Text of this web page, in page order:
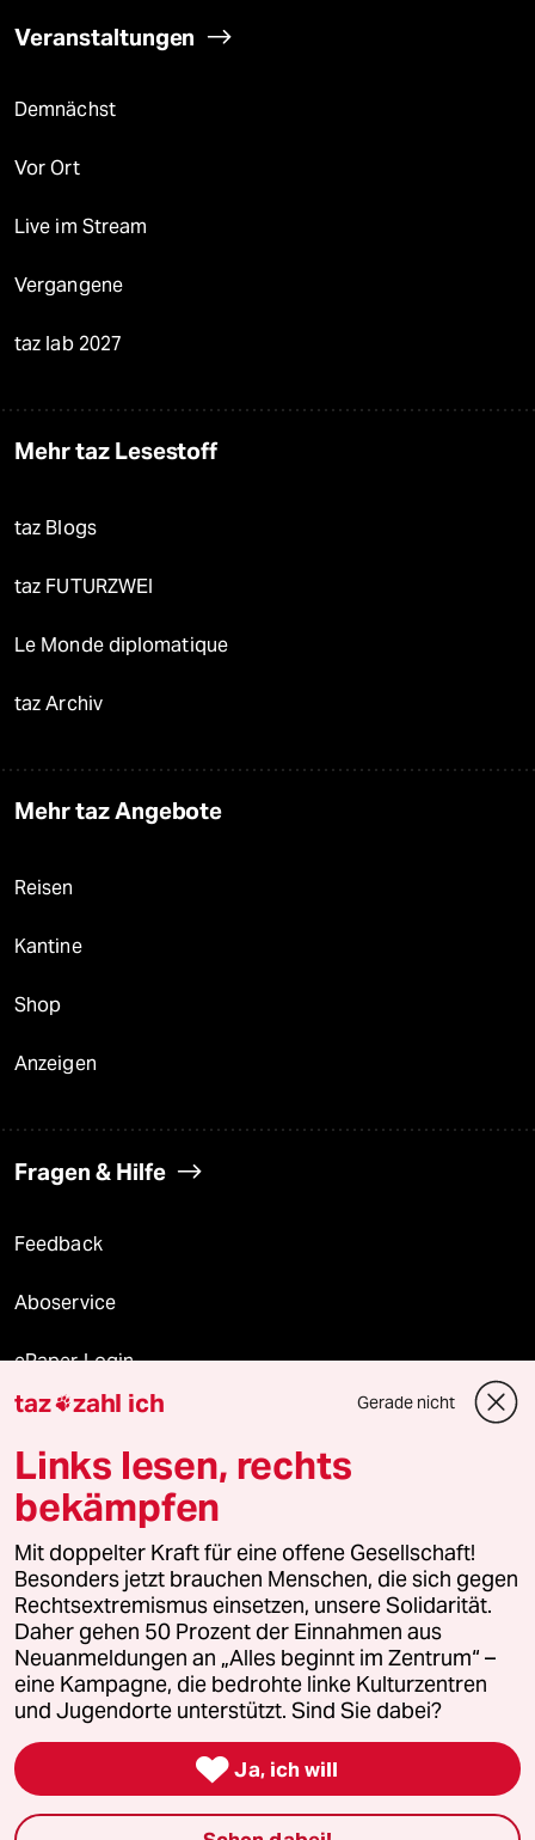
Veranstaltungen
Demnächst
Vor Ort
Live im Stream
Vergangene
taz lab 2027
Mehr taz Lesestoff
taz Blogs
taz FUTURZWEI
Le Monde diplomatique
taz Archiv
Mehr taz Angebote
Reisen
Kantine
Shop
Anzeigen
Fragen & Hilfe
Feedback
Aboservice
ePaper Login
Downloads für Abonnierende
© 2026 taz Verlags und Vertriebs GmbH
Alle Rechte vorbehalten. Bei rechtlichen Fragen oder für Genehmigungen
wenden Sie sich bitte an
lizenzen@taz.de
Feedback Redaktionsstatut Kommune-Richtlinien
Leitlinie Informant Datenschutz Impressum AGB
Seitenwende Einwilligungen widerrufen (Ads)
taz zahl ich Gerade nicht
Links lesen, rechts
bekämpfen
Mit doppelter Kraft für eine offene Gesellschaft!
Besonders jetzt brauchen Menschen, die sich gegen
Rechtsextremismus einsetzen, unsere Solidarität.
Daher gehen 50 Prozent der Einnahmen aus
Neuanmeldungen an „Alles beginnt im Zentrum“ –
eine Kampagne, die bedrohte linke Kulturzentren
und Jugendorte unterstützt. Sind Sie dabei?
 Ja, ich will